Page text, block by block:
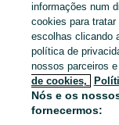
Mapa das freguesias
Mapa de mini-sites
Pesquisas populares
informações num
cookies para
escolhas clicando
política de
nossos parceiros
de cookies,
Nós e os
fornecermos: